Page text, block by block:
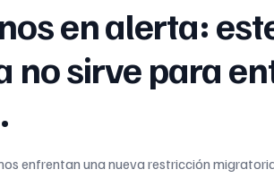
en alerta:
no sirve para
enfrentan una nueva restricción